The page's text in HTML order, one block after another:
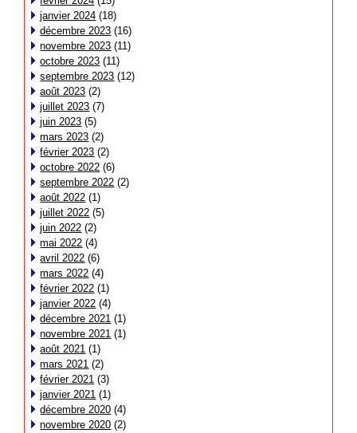
janvier 2024 (18)
décembre 2023 (16)
novembre 2023 (11)
octobre 2023 (11)
septembre 2023 (12)
août 2023 (2)
juillet 2023 (7)
juin 2023 (5)
mars 2023 (2)
février 2023 (2)
octobre 2022 (6)
septembre 2022 (2)
août 2022 (1)
juillet 2022 (5)
juin 2022 (2)
mai 2022 (4)
avril 2022 (6)
mars 2022 (4)
février 2022 (1)
janvier 2022 (4)
décembre 2021 (1)
novembre 2021 (1)
août 2021 (1)
mars 2021 (2)
février 2021 (3)
janvier 2021 (1)
décembre 2020 (4)
novembre 2020 (2)